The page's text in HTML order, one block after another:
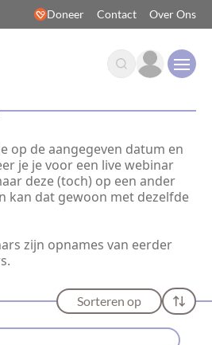
Doneer Contact Over Ons
op de aangegeven datum en
je je voor een live webinar
deze (toch) op een ander
kan dat gewoon met dezelfde
zijn opnames van eerder
Sorteren op